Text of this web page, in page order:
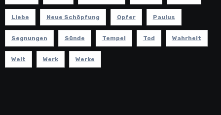
Liebe Neue Schöpfung Opfer Paulus
Segnungen Sünde Tempel Tod Wahrheit
Welt Werk Werke